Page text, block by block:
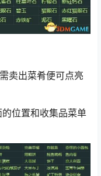
卖出菜肴便可点亮
位置和收集品菜单